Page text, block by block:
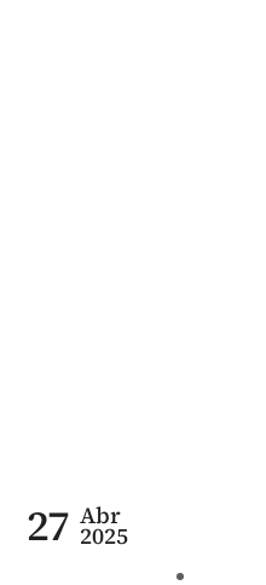
27 Abr
2025